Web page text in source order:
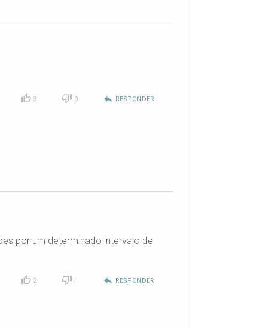
reply RESPONDER
0
3
por um determinado intervalo de
reply RESPONDER
1
2